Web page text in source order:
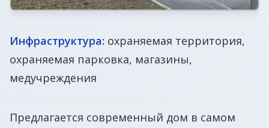
Инфраструктура: охраняемая территория,
охраняемая парковка, магазины,
медучреждения
Предлагается современный дом в самом